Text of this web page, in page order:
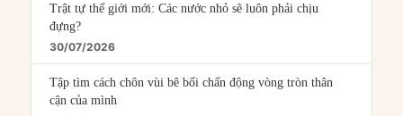
Trật tự thế giới mới: Các nước nhỏ sẽ luôn phải chịu
đựng?
30/07/2026
Tập tìm cách chôn vùi bê bối chấn động vòng tròn thân
cận của mình